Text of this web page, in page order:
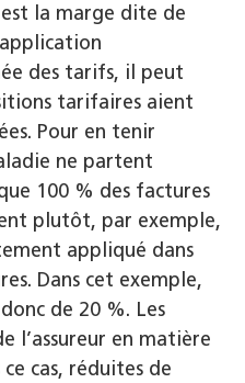
la marge dite de
des tarifs, il peut
tarifaires aient
Pour en tenir
ne partent
100 % des factures
plutôt, par exemple,
appliqué dans
Dans cet exemple,
de 20 %. Les
l’assureur en matière
cas, réduites de